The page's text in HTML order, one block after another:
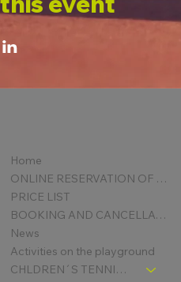
Home
ONLINE RESERVATION OF COURTS
PRICE LIST
BOOKING AND CANCELLATION
News
Activities on the playground
CHLDREN´S TENNIS SCHOOL - SIGNPOST